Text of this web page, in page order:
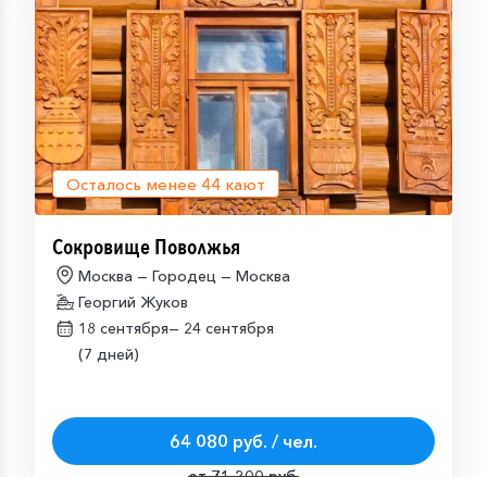
Осталось менее 44 кают
Сокровище Поволжья
Москва — Городец — Москва
Георгий Жуков
18 сентября— 24 сентября
(7 дней)
64 080 руб. / чел.